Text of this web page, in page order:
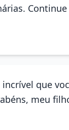
que
meu